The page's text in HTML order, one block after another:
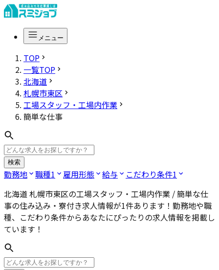
メニュー
TOP
一覧TOP
北海道
札幌市東区
工場スタッフ・工場内作業
簡単な仕事
検索
勤務地 職種1 雇用形態 給与 こだわり条件1
北海道 札幌市東区の工場スタッフ・工場内作業 / 簡単な仕
事の住み込み・寮付き求人情報が1件あります！勤務地や職
種、こだわり条件からあなたにぴったりの求人情報を掲載し
ています！